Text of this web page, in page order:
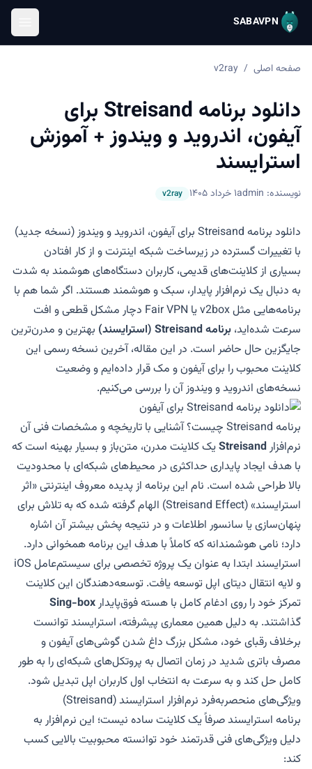
SABAVPN
صفحه اصلی /
v2ray
دانلود برنامه Streisand برای
آیفون، اندروید و ویندوز + آموزش
استرایسند
نویسنده: admin ۱ خرداد ۱۴۰۵ v2ray
دانلود برنامه Streisand برای آیفون، اندروید و ویندوز (نسخه جدید)
با تغییرات گسترده در زیرساخت شبکه اینترنت و از کار افتادن
بسیاری از کلاینت‌های قدیمی، کاربران دستگاه‌های هوشمند به شدت
به دنبال یک نرم‌افزار پایدار، سبک و هوشمند هستند. اگر شما هم با
برنامه‌هایی مثل v2box یا Fair VPN دچار مشکل قطعی و افت
سرعت شده‌اید، برنامه Streisand (استرایسند)
بهترین و مدرن‌ترین
جایگزین حال حاضر است. در این مقاله، آخرین نسخه رسمی این
کلاینت محبوب را برای آیفون و مک قرار داده‌ایم و وضعیت
نسخه‌های اندروید و ویندوز آن را بررسی می‌کنیم.
برنامه Streisand چیست؟ آشنایی با تاریخچه و مشخصات فنی آن
نرم‌افزارStreisandیک کلاینت مدرن، متن‌باز و بسیار بهینه است که
با هدف ایجاد پایداری حداکثری در محیط‌های شبکه‌ای با محدودیت
بالا طراحی شده است. نام این برنامه از پدیده معروف اینترنتی «اثر
استرایسند» (Streisand Effect) الهام گرفته شده که به تلاش برای
پنهان‌سازی یا سانسور اطلاعات و در نتیجه پخش بیشتر آن اشاره
دارد؛ نامی هوشمندانه که کاملاً با هدف این برنامه همخوانی دارد.
استرایسند ابتدا به عنوان یک پروژه تخصصی برای سیستم‌عامل iOS
و لایه انتقال دیتای اپل توسعه یافت. توسعه‌دهندگان این کلاینت
تمرکز خود را روی ادغام کامل با هسته فوق‌پایدارSing-box
گذاشتند. به دلیل همین معماری پیشرفته، استرایسند توانست
برخلاف رقبای خود، مشکل بزرگ داغ شدن گوشی‌های آیفون و
مصرف باتری شدید در زمان اتصال به پروتکل‌های شبکه‌ای را به طور
کامل حل کند و به سرعت به انتخاب اول کاربران اپل تبدیل شود.
ویژگی‌های منحصربه‌فرد نرم‌افزار استرایسند (Streisand)
برنامه استرایسند صرفاً یک کلاینت ساده نیست؛ این نرم‌افزار به
دلیل ویژگی‌های فنی قدرتمند خود توانسته محبوبیت بالایی کسب
کند: